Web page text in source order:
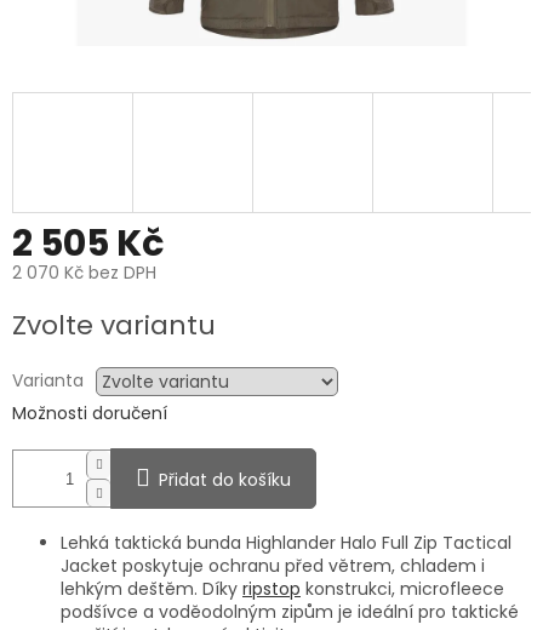
2 505 Kč
2 070 Kč bez DPH
cena:
Zvolte variantu
Varianta
Možnosti doručení
Přidat do košíku
Lehká taktická bunda Highlander Halo Full Zip Tactical
Jacket poskytuje ochranu před větrem, chladem i
lehkým deštěm. Díky ripstop konstrukci, microfleece
podšívce a voděodolným zipům je ideální pro taktické